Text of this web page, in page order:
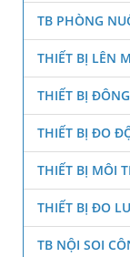
TB PHÒNG
THIẾT BỊ LÊN
THIẾT BỊ
THIẾT BỊ ĐO
THIẾT BỊ MÔI
THIẾT BỊ ĐO
TB NỘI SOI